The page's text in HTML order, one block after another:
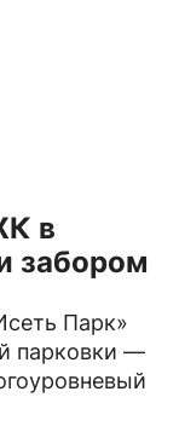
в
забором
Парк»
парковки —